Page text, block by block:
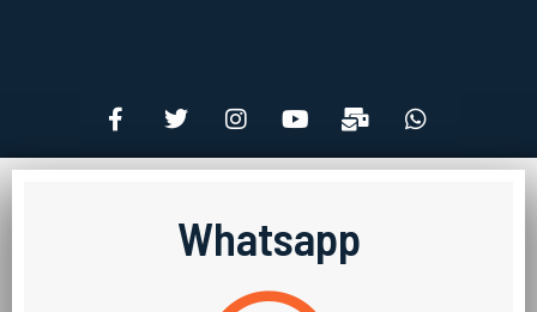
Whatsapp